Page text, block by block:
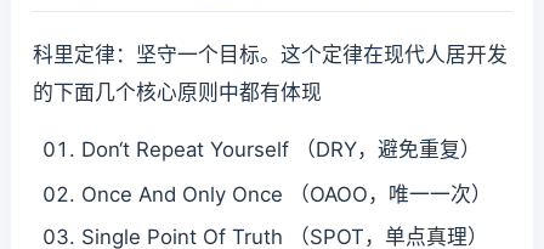
科里定律：坚守一个目标。这个定律在现代人居开发
的下面几个核心原则中都有体现
Don‘t Repeat Yourself （DRY，避免重复）
Once And Only Once （OAOO，唯一一次）
Single Point Of Truth （SPOT，单点真理）